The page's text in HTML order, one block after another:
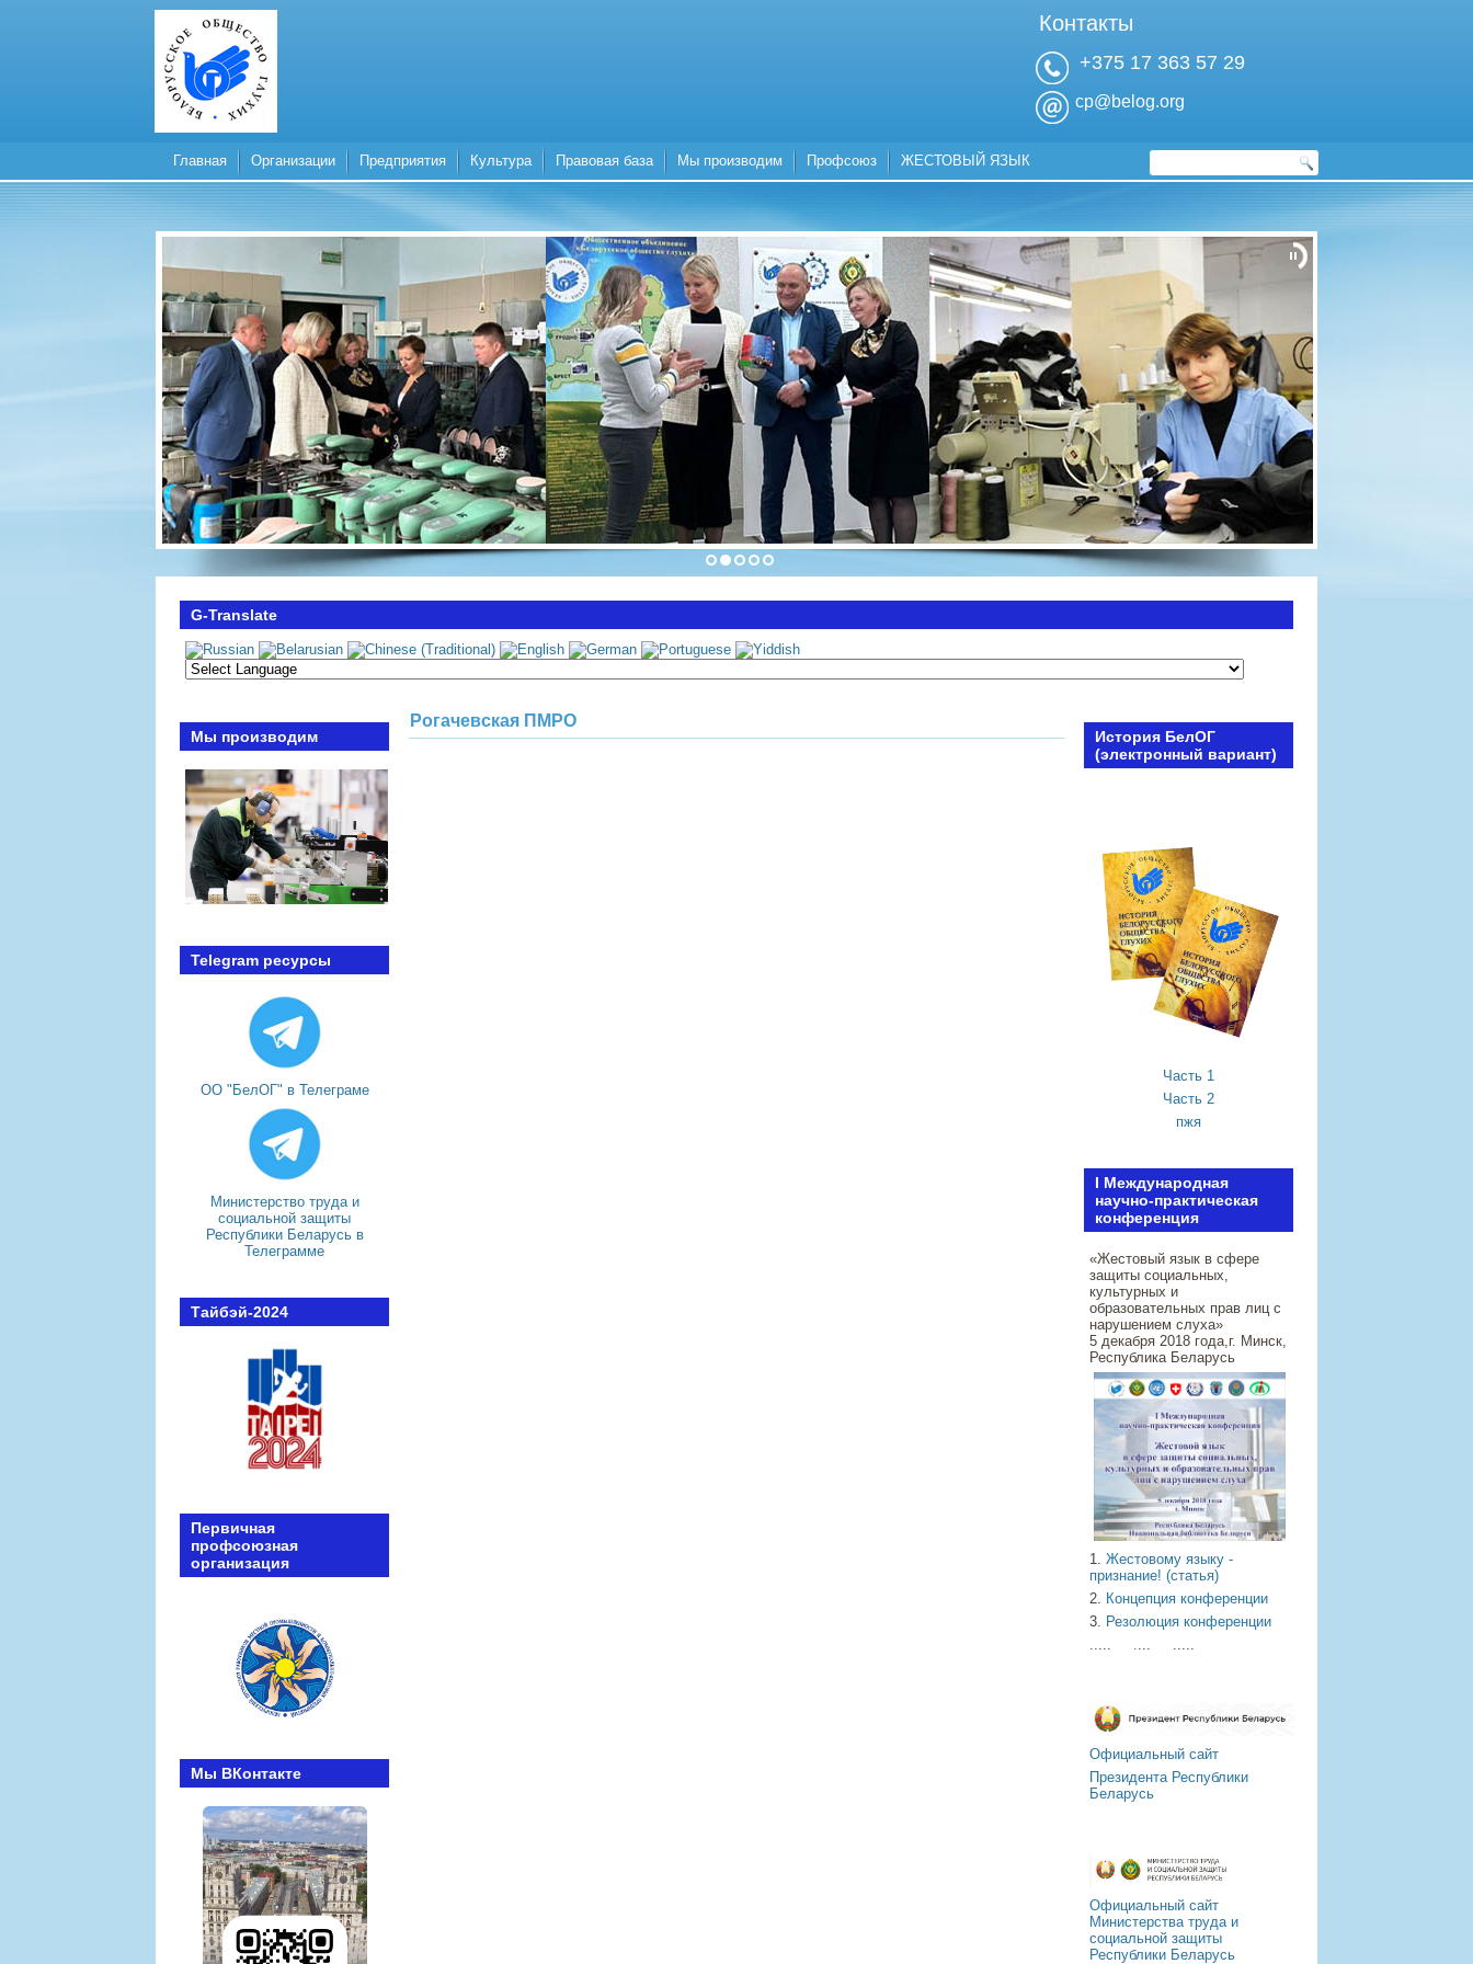
+375 17 363 57 29
cp@belog.org
Контакты
Главная Организации Предприятия Культура Правовая база Мы производим Профсоюз ЖЕСТОВЫЙ ЯЗЫК
G-Translate
Мы производим
Telegram ресурсы
ОО "БелОГ" в Телеграме
Министерство труда и
социальной защиты
Республики Беларусь в
Телеграмме
Тайбэй-2024
Первичная
профсоюзная
организация
Мы ВКонтакте
Рогачевская ПМРО
История БелОГ
(электронный вариант)
Часть 1
Часть 2
пжя
I Международная
научно-практическая
конференция
«Жестовый язык в сфере
защиты социальных,
культурных и
образовательных прав лиц с
нарушением слуха»
5 декабря 2018 года,г. Минск,
Республика Беларусь
1. Жестовому языку -
признание! (статья)
2. Концепция конференции
3. Резолюция конференции
..... .... .....
Официальный сайт
Президента Республики
Беларусь
Официальный сайт
Министерства труда и
социальной защиты
Республики Беларусь